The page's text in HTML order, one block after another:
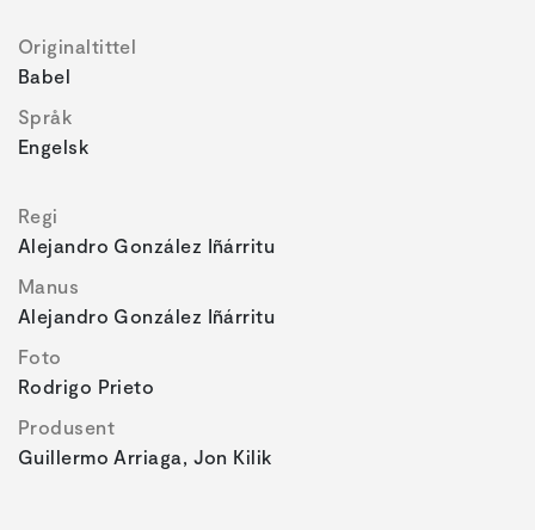
Originaltittel
Babel
Språk
Engelsk
Regi
Alejandro González Iñárritu
Manus
Alejandro González Iñárritu
Foto
Rodrigo Prieto
Produsent
Guillermo Arriaga, Jon Kilik